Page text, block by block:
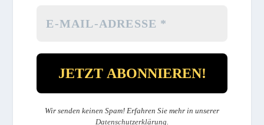
Wir senden keinen Spam! Erfahren Sie mehr in unserer
Datenschutzerklärung